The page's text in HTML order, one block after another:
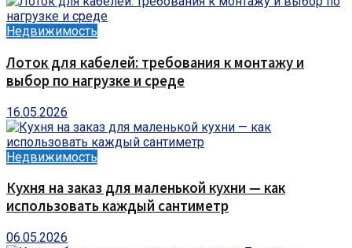
Недвижимость
Лоток для кабелей: требования к монтажу и
выбор по нагрузке и среде
16.05.2026
Недвижимость
Кухня на заказ для маленькой кухни — как
использовать каждый сантиметр
06.05.2026